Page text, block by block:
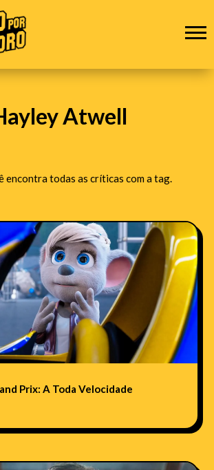
Atwell
encontra todas as críticas com a tag.
Prix: A Toda Velocidade